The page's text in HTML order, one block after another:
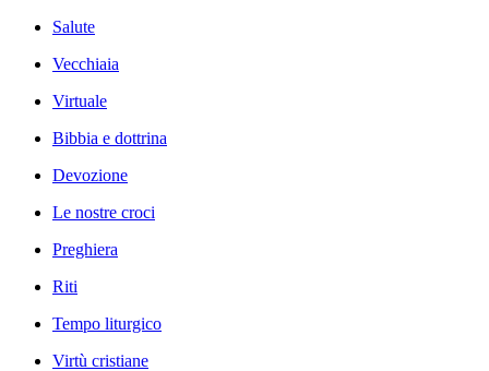
Salute
Vecchiaia
Virtuale
Bibbia e dottrina
Devozione
Le nostre croci
Preghiera
Riti
Tempo liturgico
Virtù cristiane